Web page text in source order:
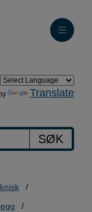
Translate
SØK